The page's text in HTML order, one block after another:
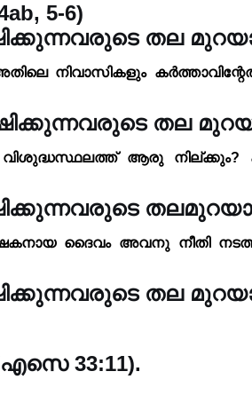
5-6)
തല
നിവാസികളും
തല
ആരു
ദൈവം അവനു നീതി
തല
33:11).